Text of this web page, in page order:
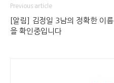
Previous article
[알림] 김정일 3남의 정확한 이름
을 확인중입니다